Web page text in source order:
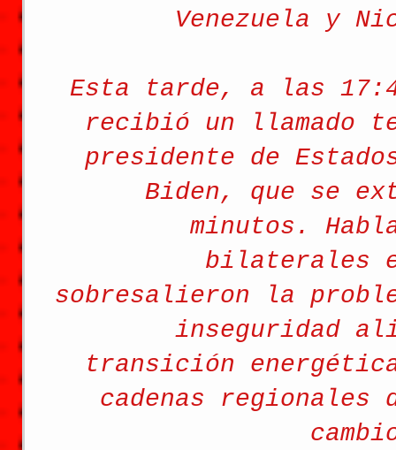
Venezuela y
Esta tarde, a las
recibió un llamado
presidente de
Biden, que se
minutos.
bilaterales
sobresalieron la
inseguridad
transición
cadenas